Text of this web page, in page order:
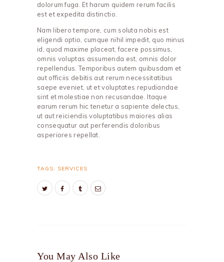
dolorum fuga. Et harum quidem rerum facilis
est et expedita distinctio.
Nam libero tempore, cum soluta nobis est
eligendi optio, cumque nihil impedit, quo minus
id, quod maxime placeat, facere possimus,
omnis voluptas assumenda est, omnis dolor
repellendus. Temporibus autem quibusdam et
aut officiis debitis aut rerum necessitatibus
saepe eveniet, ut et voluptates repudiandae
sint et molestiae non recusandae. Itaque
earum rerum hic tenetur a sapiente delectus,
ut aut reiciendis voluptatibus maiores alias
consequatur aut perferendis doloribus
asperiores repellat.
TAGS: SERVICES
You May Also Like